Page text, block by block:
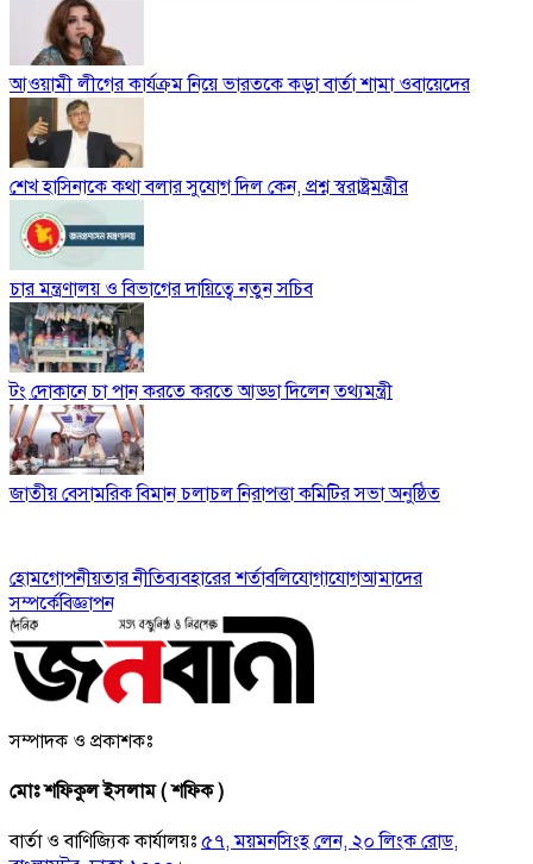
আওয়ামী লীগের কার্যক্রম নিয়ে ভারতকে কড়া বার্তা শামা ওবায়েদের
শেখ হাসিনাকে কথা বলার সুযোগ দিল কেন, প্রশ্ন স্বরাষ্ট্রমন্ত্রীর
চার মন্ত্রণালয় ও বিভাগের দায়িত্বে নতুন সচিব
টং দোকানে চা পান করতে করতে আড্ডা দিলেন তথ্যমন্ত্রী
জাতীয় বেসামরিক বিমান চলাচল নিরাপত্তা কমিটির সভা অনুষ্ঠিত
হোমগোপনীয়তার নীতিব্যবহারের শর্তাবলিযোগাযোগআমাদের
সম্পর্কেবিজ্ঞাপন
সম্পাদক ও প্রকাশকঃ
মোঃ শফিকুল ইসলাম ( শফিক )
বার্তা ও বাণিজ্যিক কার্যালয়ঃ ৫৭, ময়মনসিংহ লেন, ২০ লিংক রোড,